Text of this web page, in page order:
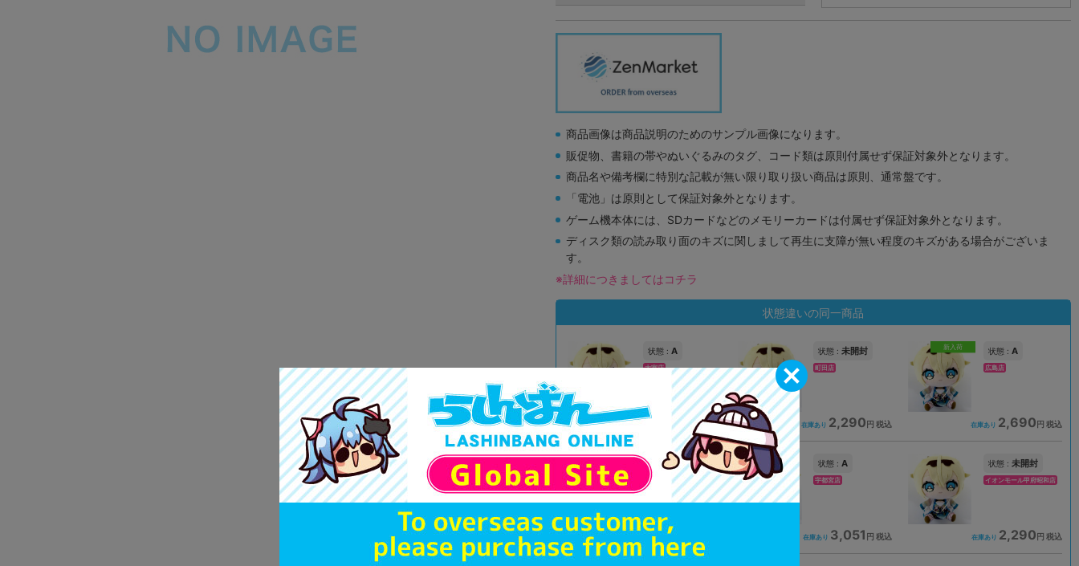
商品画像は商品説明のためのサンプル画像になります。
販促物、書籍の帯やぬいぐるみのタグ、コード類は原則付属せず保証対象外となります。
商品名や備考欄に特別な記載が無い限り取り扱い商品は原則、通常盤です。
「電池」は原則として保証対象外となります。
ゲーム機本体には、SDカードなどのメモリーカードは付属せず保証対象外となります。
ディスク類の読み取り面のキズに関しまして再生に支障が無い程度のキズがある場合がございま
す。
※詳細につきましてはコチラ
状態違いの同一商品
状態 : A
大宮店
1,990円 税込
状態 : 未開封
町田店
在庫あり 2,290円 税込
新入荷 状態 : A
広島店
在庫あり 2,690円 税込
新入荷 状態 :A
横浜店
在庫あり 2,290
状態 : A
宇都宮店
在庫あり 3,051 円 税込
状態 : 未開封
イオンモール甲府昭和店
在庫あり 2,290 円 税込